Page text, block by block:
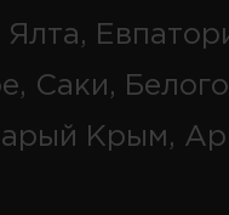
Ялта,
Саки,
Крым,